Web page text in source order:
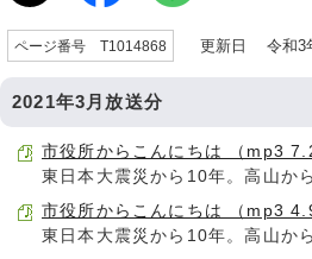
ページ番号 T1014868 更新日 令和3
2021年3月放送分
市役所からこんにちは （mp3
東日本大震災から10年。高山か
市役所からこんにちは （mp3
東日本大震災から10年。高山か